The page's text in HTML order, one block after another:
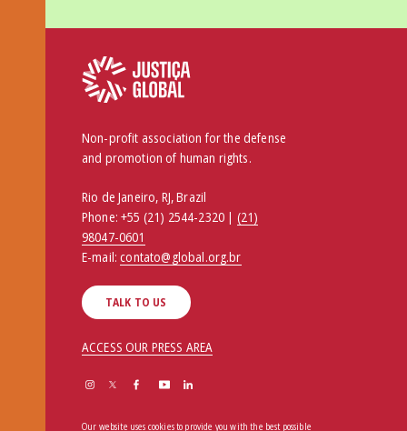
Non-profit association for the defense
and promotion of human rights.
Rio de Janeiro, RJ, Brazil
Phone:+55 (21) 2544-2320 | (21)
98047-0601
E-mail:contato@global.org.br
TALK TO US
ACCESS OUR PRESS AREA
Our website uses cookies to provide you with the best possible